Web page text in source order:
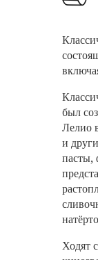
был
Лелио
и
Ходят